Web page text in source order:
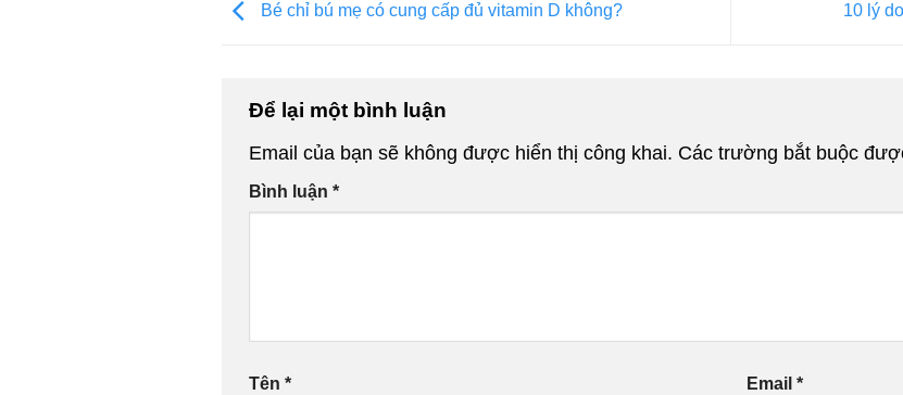
Bé chỉ bú mẹ có cung cấp đủ vitamin D không? 10 lý
Để lại một bình luận
Email của bạn sẽ không được hiển thị công khai. Các trường bắt buộc
Bình luận *
Tên * Email *